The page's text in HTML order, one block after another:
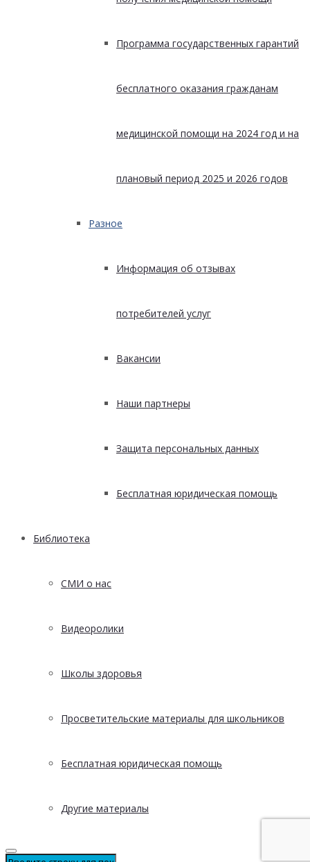
Программа государственных гарантий
бесплатного оказания гражданам
медицинской помощи на 2024 год и на
плановый период 2025 и 2026 годов
Разное
Информация об отзывах
потребителей услуг
Вакансии
Наши партнеры
Защита персональных данных
Бесплатная юридическая помощь
Библиотека
СМИ о нас
Видеоролики
Школы здоровья
Просветительские материалы для школьников
Бесплатная юридическая помощь
Другие материалы